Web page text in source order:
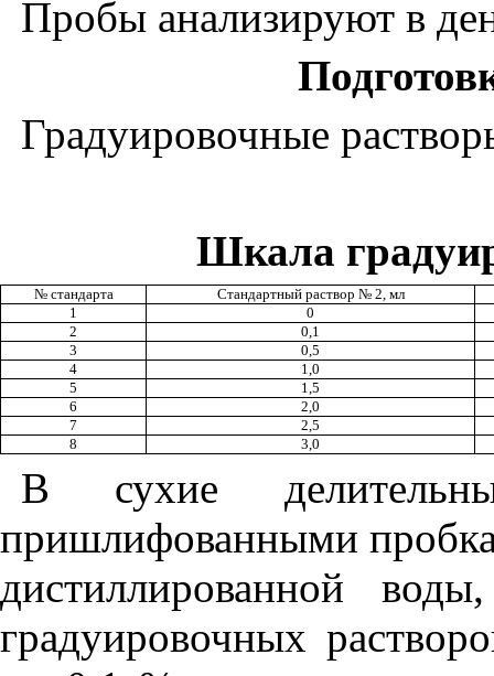
Пробы анализируют в
Градуировочные
Шкала г
№ стандарта
Стандартный раствор № 2, мл
1
0
2
0,1
3
0,5
4
1,0
5
1,5
6
2,0
7
2,5
8
3,0
В сухие
пришлифованными
дистиллированной
градуировочных